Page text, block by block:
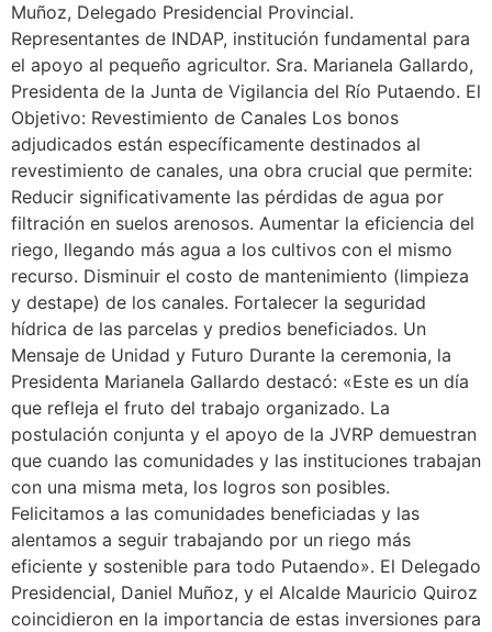
Muñoz, Delegado Presidencial Provincial.
Representantes de INDAP, institución fundamental para
el apoyo al pequeño agricultor. Sra. Marianela Gallardo,
Presidenta de la Junta de Vigilancia del Río Putaendo. El
Objetivo: Revestimiento de Canales Los bonos
adjudicados están específicamente destinados al
revestimiento de canales, una obra crucial que permite:
Reducir significativamente las pérdidas de agua por
filtración en suelos arenosos. Aumentar la eficiencia del
riego, llegando más agua a los cultivos con el mismo
recurso. Disminuir el costo de mantenimiento (limpieza
y destape) de los canales. Fortalecer la seguridad
hídrica de las parcelas y predios beneficiados. Un
Mensaje de Unidad y Futuro Durante la ceremonia, la
Presidenta Marianela Gallardo destacó: «Este es un día
que refleja el fruto del trabajo organizado. La
postulación conjunta y el apoyo de la JVRP demuestran
que cuando las comunidades y las instituciones trabajan
con una misma meta, los logros son posibles.
Felicitamos a las comunidades beneficiadas y las
alentamos a seguir trabajando por un riego más
eficiente y sostenible para todo Putaendo». El Delegado
Presidencial, Daniel Muñoz, y el Alcalde Mauricio Quiroz
coincidieron en la importancia de estas inversiones para